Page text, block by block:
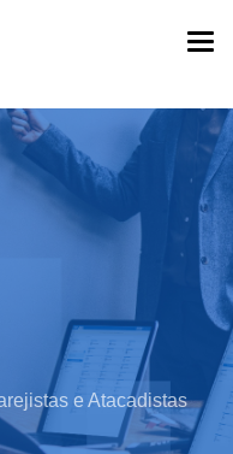
e Atacadistas